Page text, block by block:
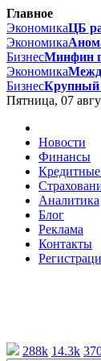
Главное
ЭкономикаЦБ
Экономика
БизнесМинфин
Экономика
БизнесКрупный
Пятница, 07
Новости
Финансы
Аналитика
Блог
Реклама
Контакты
288k 14.3k